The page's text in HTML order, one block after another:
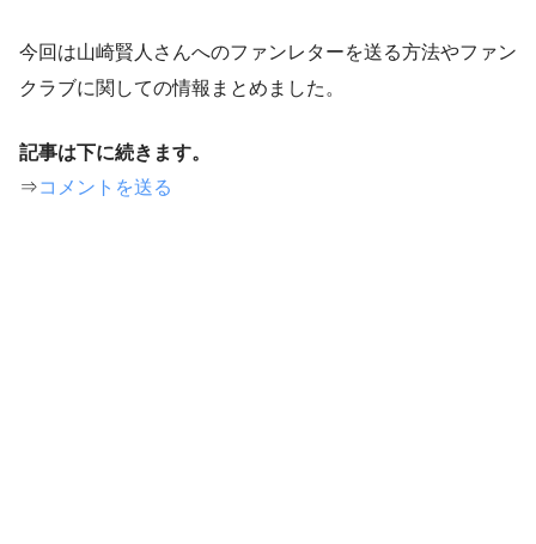
今回は山崎賢人さんへのファンレターを送る方法やファン
クラブに関しての情報まとめました。
記事は下に続きます。
⇒コメントを送る